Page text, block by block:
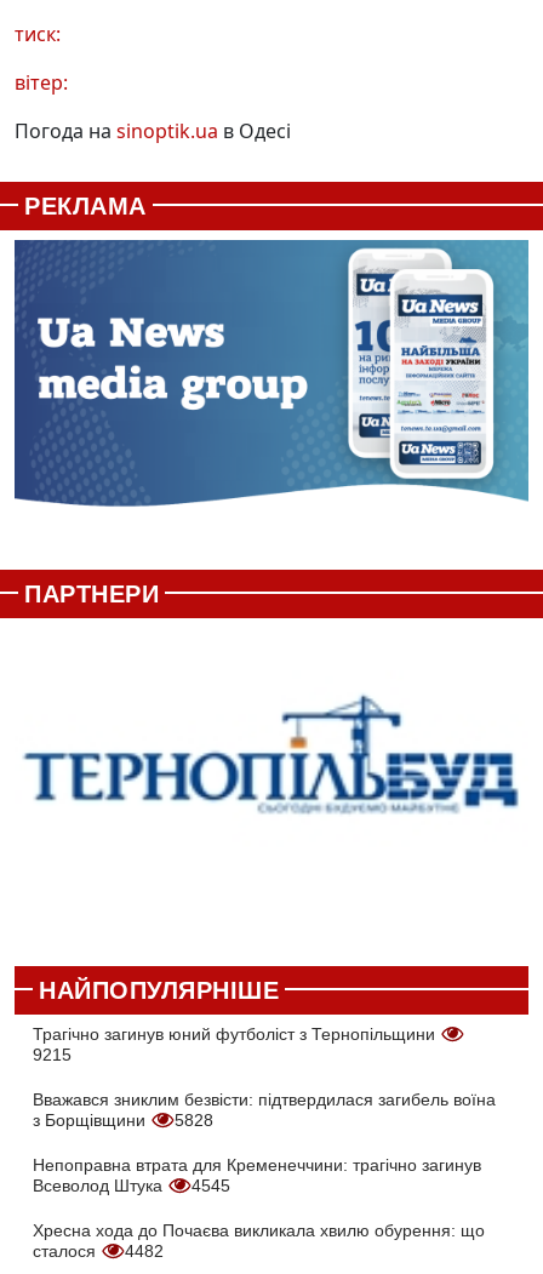
тиск:
вітер:
Погода на sinoptik.ua в Одесі
РЕКЛАМА
ПАРТНЕРИ
НАЙПОПУЛЯРНІШЕ
Трагічно загинув юний футболіст з Тернопільщини
9215
Вважався зниклим безвісти: підтвердилася загибель воїна
з Борщівщини
5828
Непоправна втрата для Кременеччини: трагічно загинув
Всеволод Штука
4545
Хресна хода до Почаєва викликала хвилю обурення: що
сталося
4482